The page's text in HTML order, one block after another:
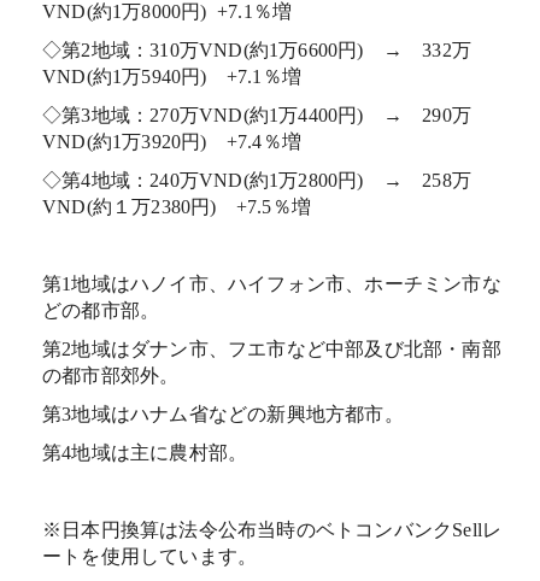
VND(約1万8000円) +7.1％増
◇第2地域：310万VND(約1万6600円) → 332万
VND(約1万5940円) +7.1％増
◇第3地域：270万VND(約1万4400円) → 290万
VND(約1万3920円) +7.4％増
◇第4地域：240万VND(約1万2800円) → 258万
VND(約１万2380円) +7.5％増
第1地域はハノイ市、ハイフォン市、ホーチミン市な
どの都市部。
第2地域はダナン市、フエ市など中部及び北部・南部
の都市部郊外。
第3地域はハナム省などの新興地方都市。
第4地域は主に農村部。
※日本円換算は法令公布当時のベトコンバンクSellレ
ートを使用しています。